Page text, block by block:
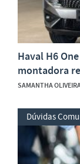
Haval H6
montadora
SAMANTHA
Dúvidas